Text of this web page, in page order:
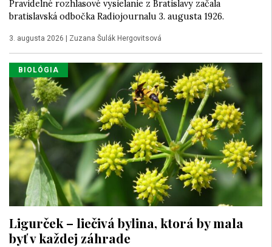
Pravidelné rozhlasové vysielanie z Bratislavy začala
bratislavská odbočka Radiojournalu 3. augusta 1926.
3. augusta 2026 | Zuzana Šulák Hergovitsová
BIOLÓGIA
Ligurček – liečivá bylina, ktorá by mala
byť v každej záhrade